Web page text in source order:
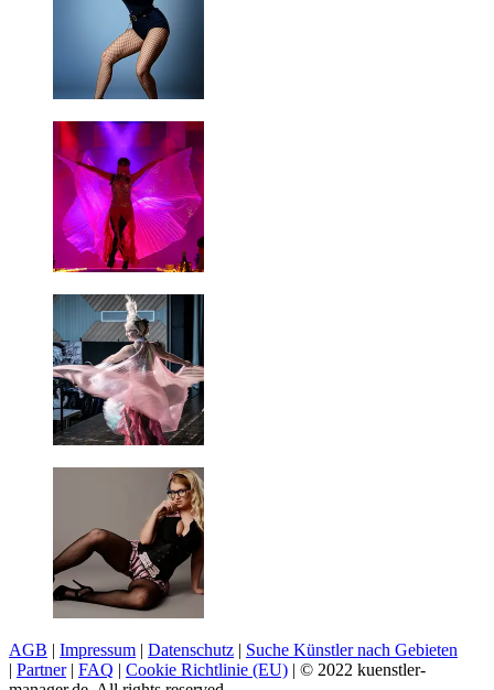
AGB | Impressum | Datenschutz | Suche Künstler nach Gebieten
| Partner| FAQ | Cookie Richtlinie (EU) | © 2022 kuenstler-